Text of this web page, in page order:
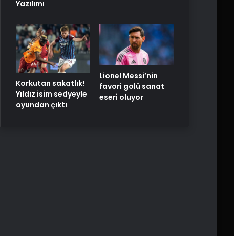
Yazılımı
Korkutan sakatlık!
Yıldız isim sedyeyle
oyundan çıktı
Lionel Messi’nin
favori golü sanat
eseri oluyor